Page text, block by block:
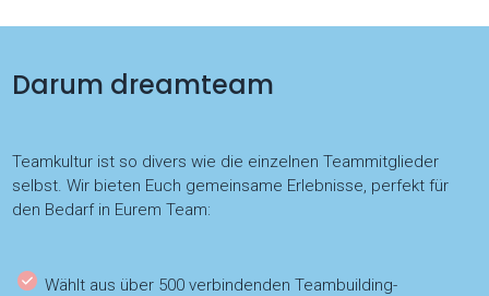
Darum dreamteam
Teamkultur ist so divers wie die einzelnen Teammitglieder
selbst. Wir bieten Euch gemeinsame Erlebnisse, perfekt für
den Bedarf in Eurem Team:
Wählt aus über 500 verbindenden Teambuilding-